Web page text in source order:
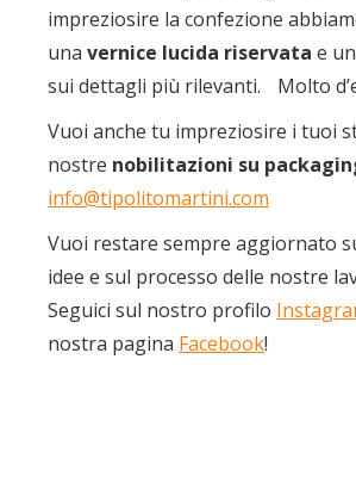
impreziosire la confezione
una vernice lucida riservata e
sui dettagli più rilevanti. Molto
Vuoi anche tu impreziosire i tuoi
nostre nobilitazioni su
info@tipolitomartini.com
Vuoi restare sempre aggiornato
idee e sul processo delle nostre
Seguici sul nostro profilo
nostra pagina Facebook!